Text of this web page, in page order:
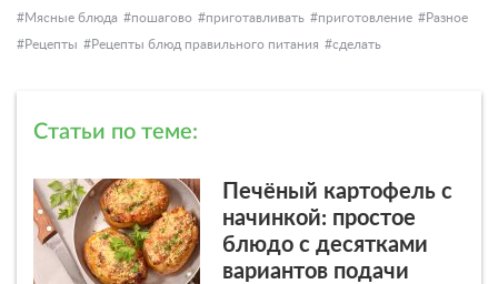
Мясные блюда
пошагово приготавливать приготовление
Разное
Рецепты
Рецепты блюд правильного питания сделать
Статьи по теме:
Печёный картофель с
начинкой: простое
блюдо с десятками
вариантов подачи